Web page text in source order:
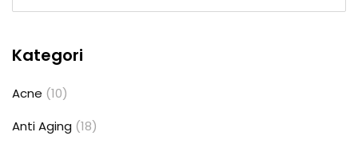
Kategori
Acne (10)
Anti Aging (18)